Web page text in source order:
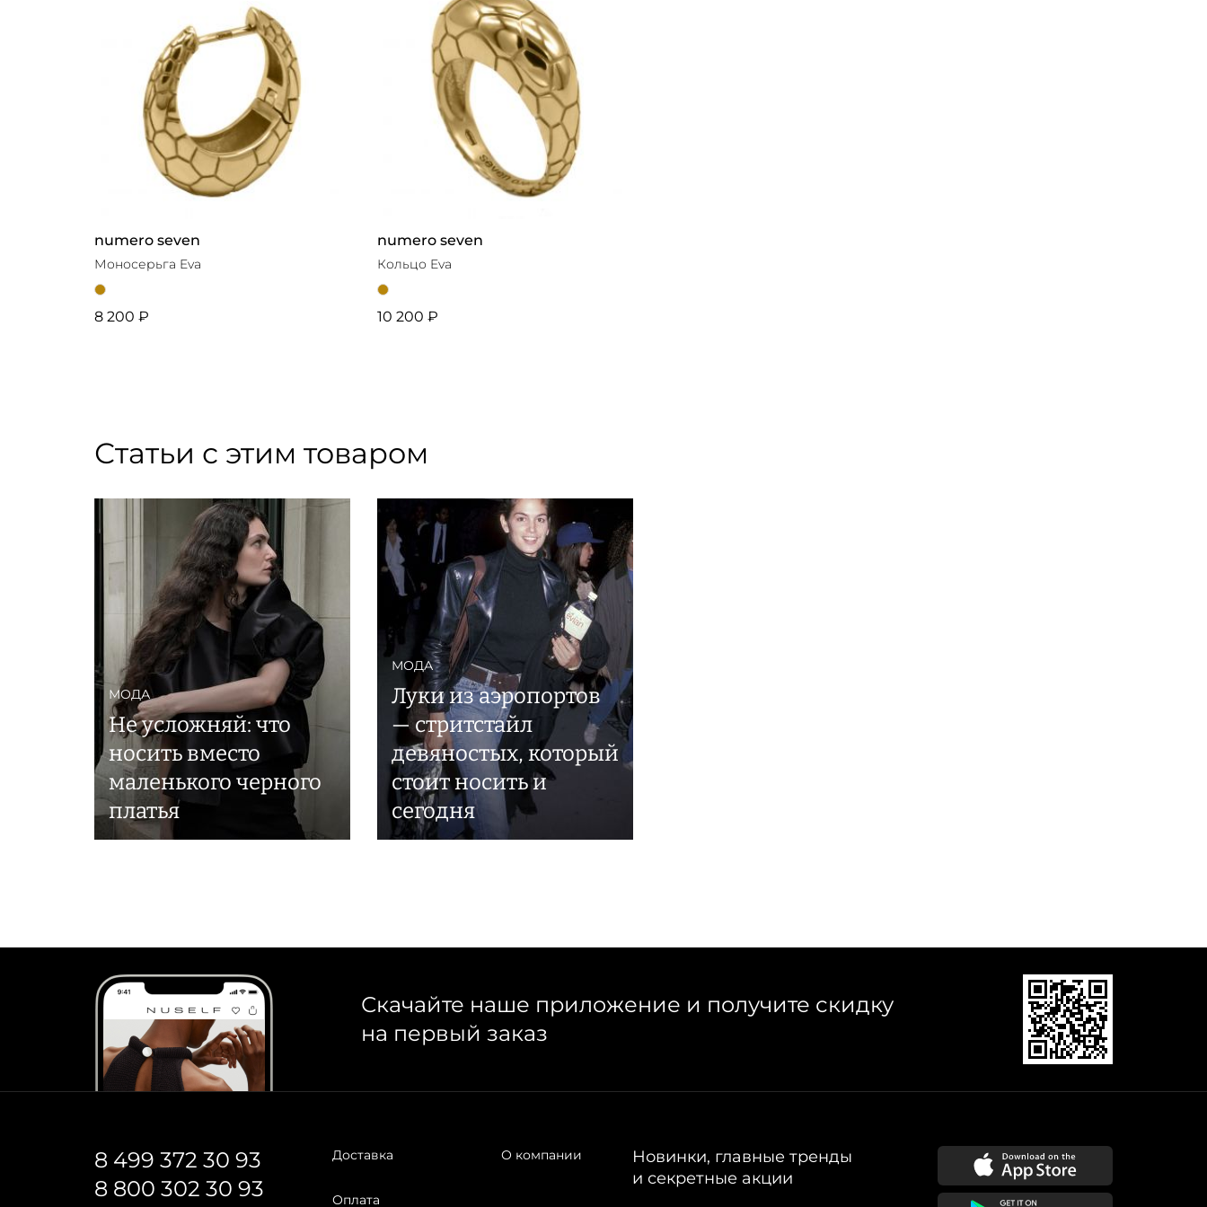
numero seven
Моносерьга Eva
8 200 ₽
numero seven
Кольцо Eva
10 200 ₽
Статьи с этим товаром
МОДА
Не усложняй: что
носить вместо
маленького черного
платья
МОДА
Луки из аэропортов
— стритстайл
девяностых, который
стоит носить и
сегодня
Скачайте наше приложение и получите скидку
на первый заказ
8 499 372 30 93
8 800 302 30 93
Доставка
Оплата
О компании
Новинки, главные тренды
и секретные акции